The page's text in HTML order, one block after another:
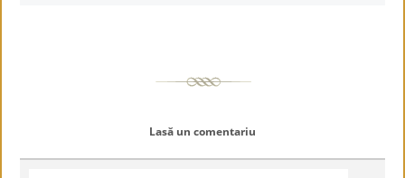
Lasă un comentariu